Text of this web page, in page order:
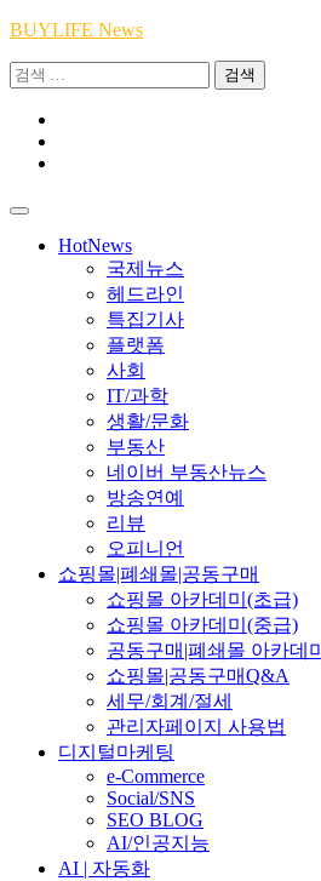
Skip
content
BUYLIFE News
검
HotNews
국제뉴스
헤드라인
특집기사
플랫폼
사회
IT/과학
생활/문화
부동산
네이버 부동산뉴스
방송연예
리뷰
오피니언
쇼핑몰|폐쇄몰|공동구매
쇼핑몰 아카데미(초급)
쇼핑몰 아카데미(중급)
공동구매|폐쇄몰 아카데미
쇼핑몰|공동구매Q&A
세무/회계/절세
관리자페이지 사용법
디지털마케팅
e-Commerce
Social/SNS
SEO BLOG
AI/인공지능
AI | 자동화